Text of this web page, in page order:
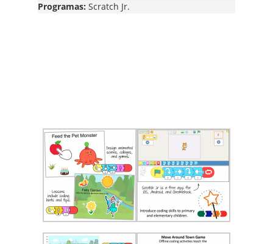
Programas: Scratch Jr.